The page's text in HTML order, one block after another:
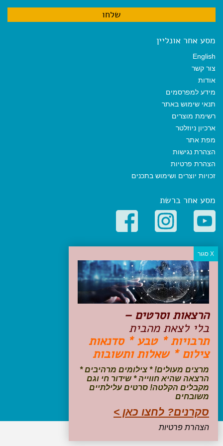
מסע אחר אונליין
English
צור קשר
אודות
מידע למפרסמים
תנאי שימוש באתר
רשימת מוצרים
ארכיון ניוזלטר
מפת אתר
הצהרת נגישות
הצהרת פרטיות
זכויות יוצרים ושימוש בתכנים
מסע אחר ברשת
קטגוריות פופולריות
יעדים
טיולים בישראל
מלונות בוטיק בישראל
טיפים והמלצות
הכנות לנסיעה
טיולי ג'יפים
טיולים עם ילדים
שייט, הפלגות, קרוזים
עקבו אחרינו בפייסבוק
הרצאות וסרטים –
בלי לצאת מהבית
תרבויות * טבע * סדנאות
צילום * שאלות ותשובות
מרצים מעולים! * צילומים מרהיבים *
הרצאה שהיא חווייה * שידור חי וגם
מקבלים הקלטה! סרטים עלילתיים
משובחים
סקרנים? לחצו כאן >
הצהרת פרטיות